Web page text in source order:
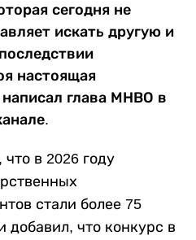
сегодня не
искать другую и
настоящая
глава МНВО в
в 2026 году
стали более 75
добавил, что конкурс в